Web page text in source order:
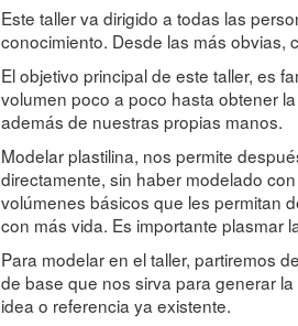
Este taller va dirigido a todas las
conocimiento. Desde las más obvias,
El objetivo principal de este taller, es
volumen poco a poco hasta obtener
además de nuestras propias manos.
Modelar plastilina, nos permite
directamente, sin haber modelado
volúmenes básicos que les permitan
con más vida. Es importante plasmar
Para modelar en el taller, partiremos
de base que nos sirva para generar
idea o referencia ya existente.